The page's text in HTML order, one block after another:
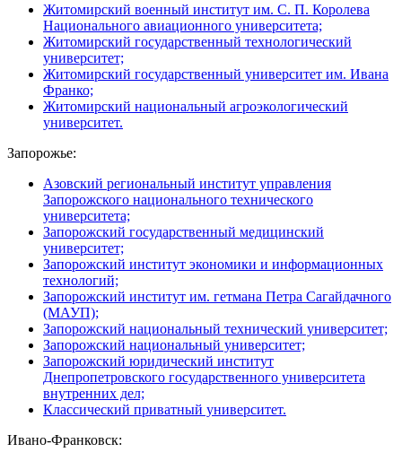
Житомирский военный институт им. С. П. Королева
Национального авиационного университета;
Житомирский государственный технологический
университет;
Житомирский государственный университет им. Ивана
Франко;
Житомирский национальный агроэкологический
университет.
Запорожье:
Азовский региональный институт управления
Запорожского национального технического
университета;
Запорожский государственный медицинский
университет;
Запорожский институт экономики и информационных
технологий;
Запорожский институт им. гетмана Петра Сагайдачного
(МАУП);
Запорожский национальный технический университет;
Запорожский национальный университет;
Запорожский юридический институт
Днепропетровского государственного университета
внутренних дел;
Классический приватный университет.
Ивано-Франковск: